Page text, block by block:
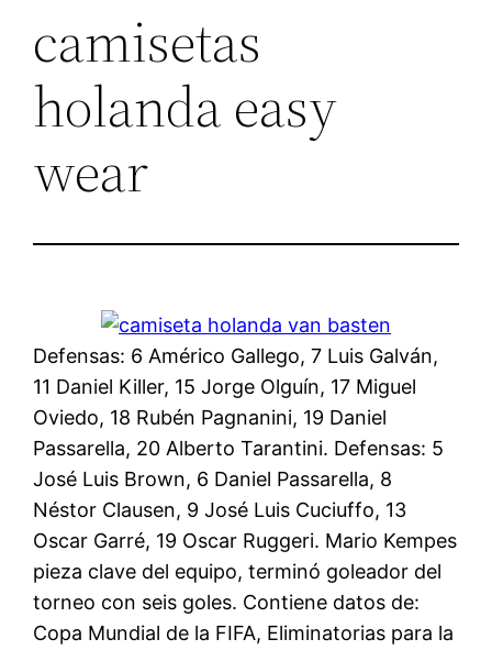
camisetas
holanda easy
wear
Defensas: 6 Américo Gallego, 7 Luis Galván,
11 Daniel Killer, 15 Jorge Olguín, 17 Miguel
Oviedo, 18 Rubén Pagnanini, 19 Daniel
Passarella, 20 Alberto Tarantini. Defensas: 5
José Luis Brown, 6 Daniel Passarella, 8
Néstor Clausen, 9 José Luis Cuciuffo, 13
Oscar Garré, 19 Oscar Ruggeri. Mario Kempes
pieza clave del equipo, terminó goleador del
torneo con seis goles. Contiene datos de:
Copa Mundial de la FIFA, Eliminatorias para la